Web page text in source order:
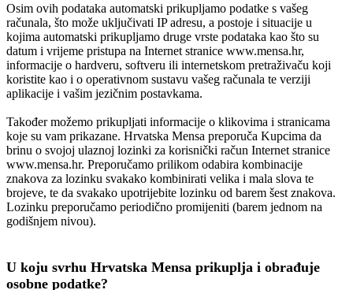
Osim ovih podataka automatski prikupljamo podatke s vašeg
računala, što može uključivati IP adresu, a postoje i situacije u
kojima automatski prikupljamo druge vrste podataka kao što su
datum i vrijeme pristupa na Internet stranice www.mensa.hr,
informacije o hardveru, softveru ili internetskom pretraživaču koji
koristite kao i o operativnom sustavu vašeg računala te verziji
aplikacije i vašim jezičnim postavkama.
Također možemo prikupljati informacije o klikovima i stranicama
koje su vam prikazane. Hrvatska Mensa preporuča Kupcima da
brinu o svojoj ulaznoj lozinki za korisnički račun Internet stranice
www.mensa.hr. Preporučamo prilikom odabira kombinacije
znakova za lozinku svakako kombinirati velika i mala slova te
brojeve, te da svakako upotrijebite lozinku od barem šest znakova.
Lozinku preporučamo periodično promijeniti (barem jednom na
godišnjem nivou).
U koju svrhu Hrvatska Mensa prikuplja i obrađuje
osobne podatke?